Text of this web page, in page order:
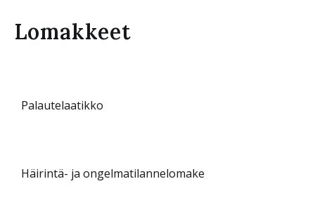
Lomakkeet
Palautelaatikko
Häirintä- ja ongelmatilannelomake